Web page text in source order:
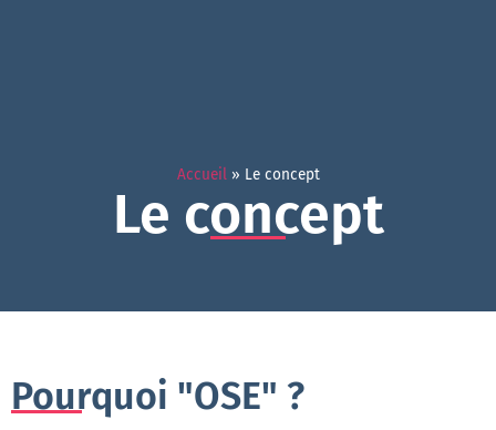
Accueil» Le concept
Le concept
Pourquoi "OSE" ?